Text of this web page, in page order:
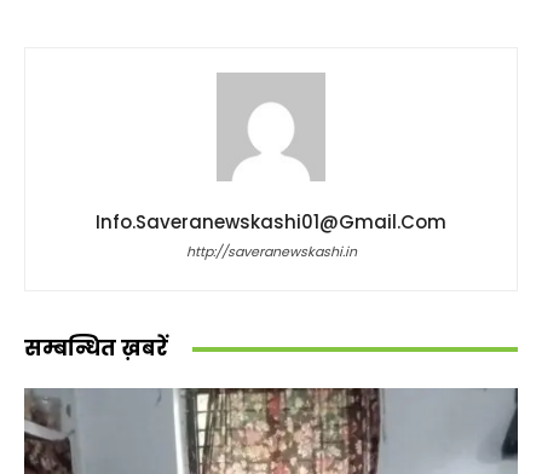
Info.saveranewskashi01@gmail.com
http://saveranewskashi.in
सम्बन्धित ख़बरें